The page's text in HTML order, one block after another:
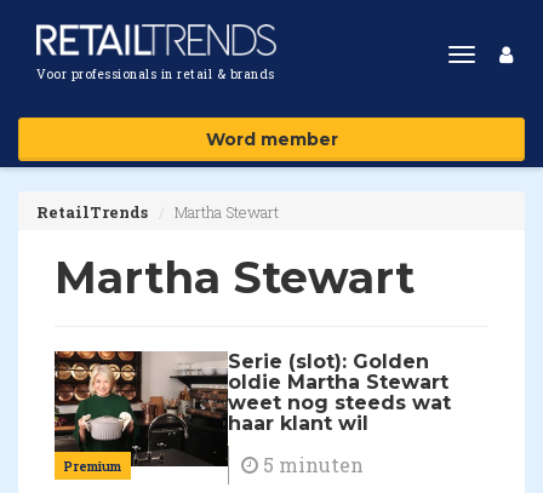
Voor professionals in retail & brands
Toggle
Word member
RetailTrends Martha Stewart
Martha Stewart
Premium
Serie (slot): Golden
oldie Martha Stewart
weet nog steeds wat
haar klant wil
5 minuten